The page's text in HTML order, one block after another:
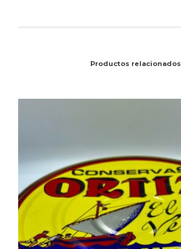
Productos relacionados